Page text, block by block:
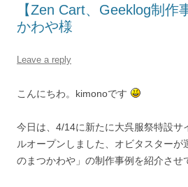
【Zen Cart、Geeklog制作
かわや様
Leave a reply
こんにちわ。kimonoです
今日は、4/14に新たに大呉服祭特設サ
ルオープンしました、オビタスターが
のまつかわや」の制作事例を紹介させ